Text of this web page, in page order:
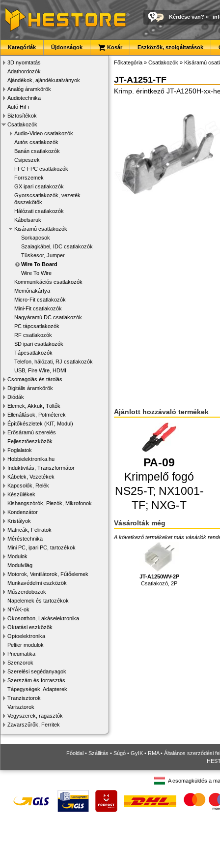
Kérdése van? »
Kategóriák Újdonságok Kosár Eszközök, szolgáltatások
3D nyomtatás
Adathordozók
Ajándékok, ajándékutalványok
Analóg áramkörök
Audiotechnika
Autó HiFi
Biztosítékok
Csatlakozók
Audio-Video csatlakozók
Autós csatlakozók
Banán csatlakozók
Csipeszek
FFC-FPC csatlakozók
Forrszemek
GX ipari csatlakozók
Gyorscsatlakozók, vezeték
összekötők
Hálózati csatlakozók
Kábelsaruk
Kisáramú csatlakozók
Sorkapcsok
Szalagkábel, IDC csatlakozók
Tüskesor, Jumper
Wire To Board
Wire To Wire
Kommunikációs csatlakozók
Memóriakártya
Micro-Fit csatlakozók
Mini-Fit csatlakozók
Nagyáramú DC csatlakozók
PC tápcsatlakozók
RF csatlakozók
SD ipari csatlakozók
Tápcsatlakozók
Telefon, hálózati, RJ csatlakozók
USB, Fire Wire, HDMI
Csomagolás és tárolás
Digitális áramkörök
Diódák
Elemek, Akkuk, Töltők
Ellenállások, Potméterek
Építőkészletek (KIT, Modul)
Erősáramú szerelés
Fejlesztőeszközök
Foglalatok
Hobbielektronika.hu
Induktivitás, Transzformátor
Kábelek, Vezetékek
Kapcsolók, Relék
Készülékek
Kishangszórók, Piezók, Mikrofonok
Kondenzátor
Kristályok
Matricák, Feliratok
Méréstechnika
Mini PC, ipari PC, tartozékok
Modulok
Modulvilág
Motorok, Ventilátorok, Fűtőelemek
Munkavédelmi eszközök
Műszerdobozok
Napelemek és tartozékok
NYÁK-ok
Okosotthon, Lakáselektronika
Oktatási eszközök
Optoelektronika
Peltier modulok
Pneumatika
Szenzorok
Szerelési segédanyagok
Szerszám és forrasztás
Tápegységek, Adapterek
Tranzisztorok
Varisztorok
Vegyszerek, ragasztók
Zavarszűrők, Ferritek
Főkategória » Csatlakozók » Kisáramú
JT-A1251-TF
Krimp. érintkező JT-A1250H-xx-
Ajánlott hozzávaló termékek
PA-09
Krimpelő fogó
NS25-T; NX1001-
TF; NXG-T
Vásárolták még
A következő termékeket más vásárlók
JT-A1250WV-2P
Csatlakozó, 2P
Főoldal • Szállítás • Súgó • GyIK • RMA• Általános szerződési
A csomagküldés a